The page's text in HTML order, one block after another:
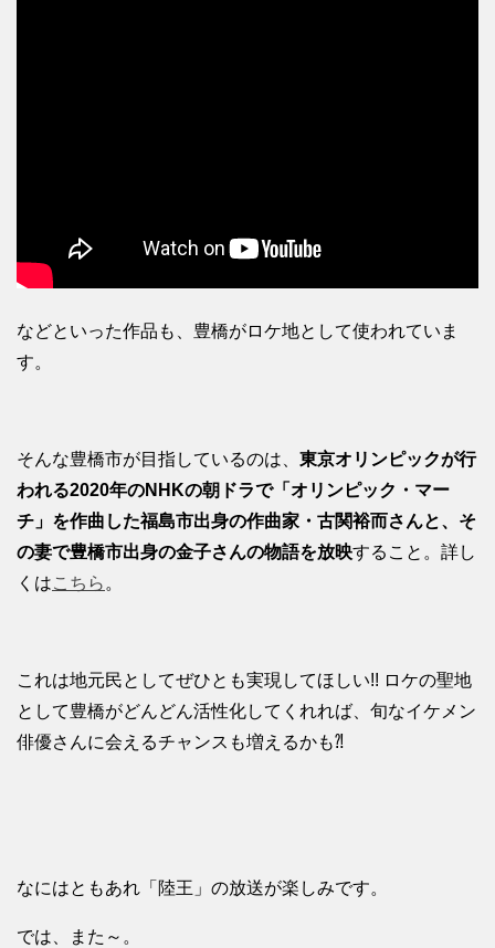
などといった作品も、豊橋がロケ地として使われていま
す。
そんな豊橋市が目指しているのは、 東京オリンピックが行
われる2020年のNHKの朝ドラで「オリンピック・マー
チ」を作曲した福島市出身の作曲家・古関裕而さんと、そ
の妻で豊橋市出身の金子さんの物語を放映すること。詳し
くはこちら 。
これは地元民としてぜひとも実現してほしい!! ロケの聖地
として豊橋がどんどん活性化してくれれば、旬なイケメン
俳優さんに会えるチャンスも増えるかも⁈
なにはともあれ「陸王」の放送が楽しみです。
では、また～。